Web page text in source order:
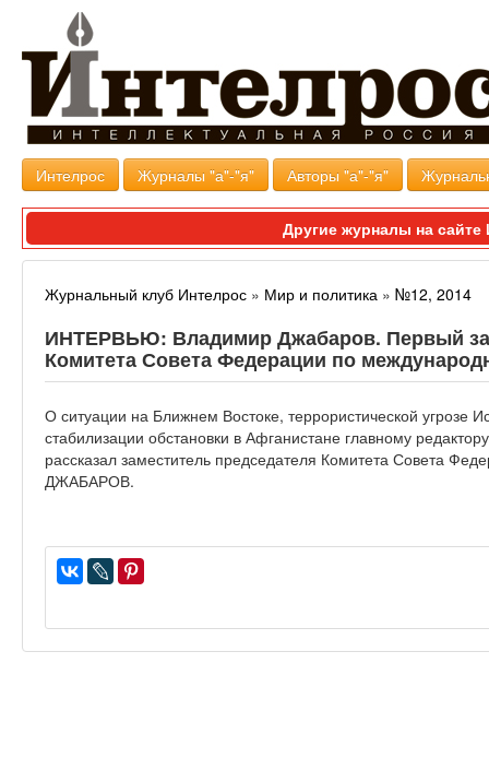
Интелрос Журналы "а"-"я" Авторы "а"-"я"
Другие журналы на
Журнальный клуб Интелрос » Мир и политика » №12, 2014
ИНТЕРВЬЮ: Владимир Джабаров. Первый
Комитета Совета Федерации по
О ситуации на Ближнем Востоке, террористической угрозе
стабилизации обстановки в Афганистане главному
рассказал заместитель председателя Комитета Совета
ДЖАБАРОВ.